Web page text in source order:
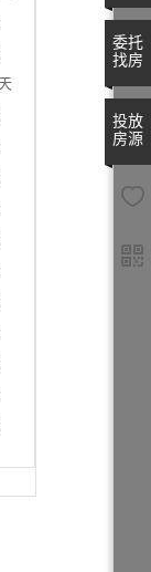
委托
找房
投放
房源